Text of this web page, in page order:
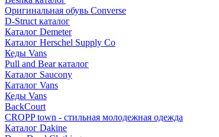
Оригинальная обувь Converse
D-Struct каталог
Каталог Demeter
Каталог Herschel Supply Co
Кеды Vans
Pull and Bear каталог
Каталог Saucony
Каталог Vans
Кеды Vans
BackCourt
CROPP town - стильная молодежная одежда
Каталог Dakine